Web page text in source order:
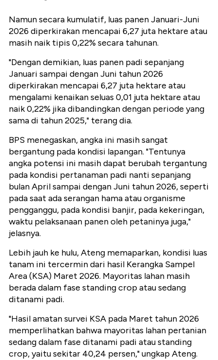
Namun secara kumulatif, luas panen Januari-Juni
2026 diperkirakan mencapai 6,27 juta hektare atau
masih naik tipis 0,22% secara tahunan.
"Dengan demikian, luas panen padi sepanjang
Januari sampai dengan Juni tahun 2026
diperkirakan mencapai 6,27 juta hektare atau
mengalami kenaikan seluas 0,01 juta hektare atau
naik 0,22% jika dibandingkan dengan periode yang
sama di tahun 2025," terang dia.
BPS menegaskan, angka ini masih sangat
bergantung pada kondisi lapangan. "Tentunya
angka potensi ini masih dapat berubah tergantung
pada kondisi pertanaman padi nanti sepanjang
bulan April sampai dengan Juni tahun 2026, seperti
pada saat ada serangan hama atau organisme
pengganggu, pada kondisi banjir, pada kekeringan,
waktu pelaksanaan panen oleh petaninya juga,"
jelasnya.
Lebih jauh ke hulu, Ateng memaparkan, kondisi luas
tanam ini tercermin dari hasil Kerangka Sampel
Area (KSA) Maret 2026. Mayoritas lahan masih
berada dalam fase standing crop atau sedang
ditanami padi.
"Hasil amatan survei KSA pada Maret tahun 2026
memperlihatkan bahwa mayoritas lahan pertanian
sedang dalam fase ditanami padi atau standing
crop, yaitu sekitar 40,24 persen," ungkap Ateng.